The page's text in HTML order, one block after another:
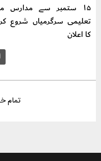
۱۵ ستمبر سے مدارس
تعلیمی سرگرمیاں شروع
کا اعلان
‫تمام‬